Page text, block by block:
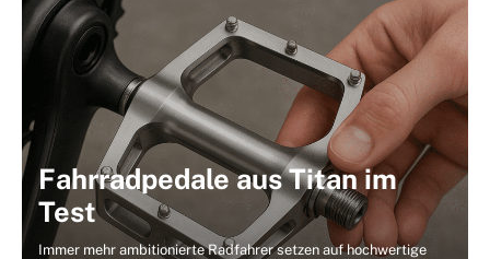
Fahrradpedale aus Titan im
Test
Immer mehr ambitionierte Radfahrer setzen auf hochwertige